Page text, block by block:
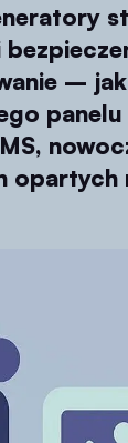
–
panelu
opartych